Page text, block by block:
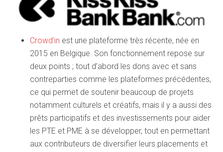
Crowd’in est une plateforme très récente, née en
2015 en Belgique. Son fonctionnement repose sur
deux points ; tout d’abord les dons avec et sans
contreparties comme les plateformes précédentes,
ce qui permet de soutenir beaucoup de projets
notamment culturels et créatifs, mais il y a aussi des
prêts participatifs et des investissements pour aider
les PTE et PME à se développer, tout en permettant
aux contributeurs de diversifier leurs placements et